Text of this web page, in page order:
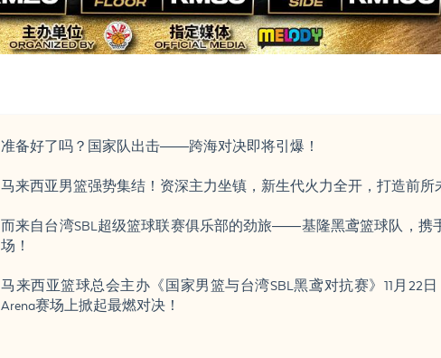
准备好了吗？国家队出击——跨海对决即将引爆！
马来西亚男篮强势集结！资深主力坐镇，新生代火力全开，打造前所
而来自台湾SBL超级篮球联赛俱乐部的劲旅——基隆黑鸢篮球队，携
场！
马来西亚篮球总会主办《国家男篮与台湾SBL黑鸢对抗赛》11月22
Arena赛场上掀起最燃对决！